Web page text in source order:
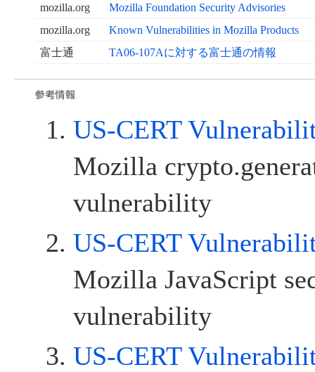
mozilla.org
Mozilla Foundation Security Advisories
mozilla.org
Known Vulnerabilities in Mozilla Products
富士通
TA06-107Aに対する富士通の情報
US-CERT
Mozilla
vulnerability
US-CERT
Mozilla JavaScript
vulnerability
US-CERT